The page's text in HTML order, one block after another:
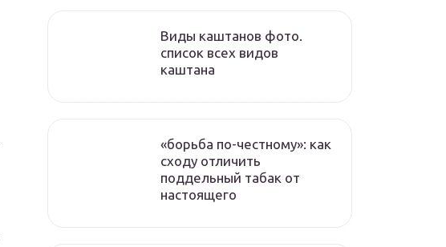
Виды каштанов фото.
список всех видов
каштана
«борьба по-честному»: как
сходу отличить
поддельный табак от
настоящего